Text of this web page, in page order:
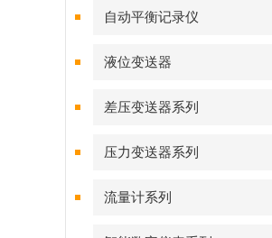
自动平衡记录仪
液位变送器
差压变送器系列
压力变送器系列
流量计系列